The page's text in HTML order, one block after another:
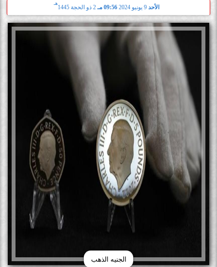
الأحد 09:56 مـ 2 ذو الحجة 1445
هـ
الجنيه الذهب